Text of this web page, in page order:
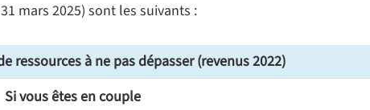
mars 2025) sont les suivants :
ressources à ne pas dépasser (revenus 2022)
Si vous êtes en couple